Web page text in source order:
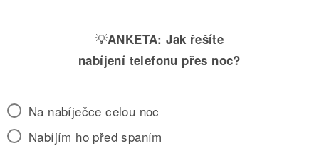
💡ANKETA: Jak řešíte
nabíjení telefonu přes noc?
Na nabíječce celou noc
Nabíjím ho před spaním